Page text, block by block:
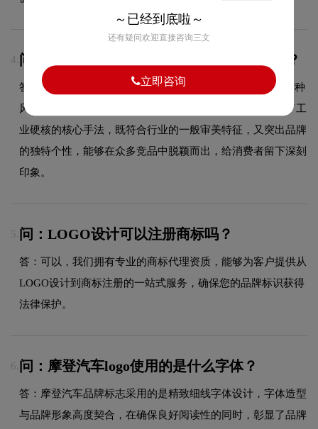
4. 问：摩登汽车的品牌logo属于什么设计风格？
答：摩登汽车品牌logo整体呈现出工业硬核的设计风格。这种
风格在汽车领域具有较好的适用性，设计师在标志中融合了工
业硬核的核心手法，既符合行业的一般审美特征，又突出品牌
的独特个性，能够在众多竞品中脱颖而出，给消费者留下深刻
印象。
5. 问：LOGO设计可以注册商标吗？
答：可以，我们拥有专业的商标代理资质，能够为客户提供从
LOGO设计到商标注册的一站式服务，确保您的品牌标识获得
法律保护。
6. 问：摩登汽车logo使用的是什么字体？
答：摩登汽车品牌标志采用的是精致细线字体设计，字体造型
与品牌形象高度契合，在确保良好阅读性的同时，彰显了品牌
～已经到底啦～
还有疑问欢迎直接咨询三文
立即咨询